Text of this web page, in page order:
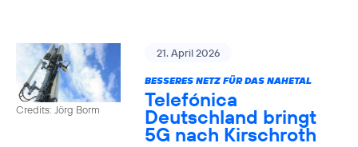
Credits: Jörg Borm
21. April 2026
BESSERES NETZ FÜR DAS NAHETAL
Telefónica
Deutschland bringt
5G nach Kirschroth